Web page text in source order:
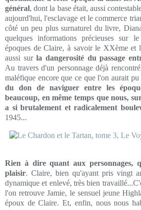
général, dont la base était, aussi
aujourd'hui, l'esclavage et le commerce
côté un peu plus surnaturel du livre,
quelques informations précieuses sur
époques de Claire, à savoir le XXème et
aussi surla dangerosité du passage
Au travers d'un personnage déjà
maléfique encore que ce que l'on aurait
du don de naviguer entre les
beaucoup, en même temps que nous,
a si brutalement et radicalement
1945...
Rien à dire quant aux personnages,
plaisir. Claire, bien qu'ayant pris vingt
dynamique et enlevé, très bien
l'on retrouve Jamie, le sensuel jeune
époux de Claire. Et, enfin, nous nous